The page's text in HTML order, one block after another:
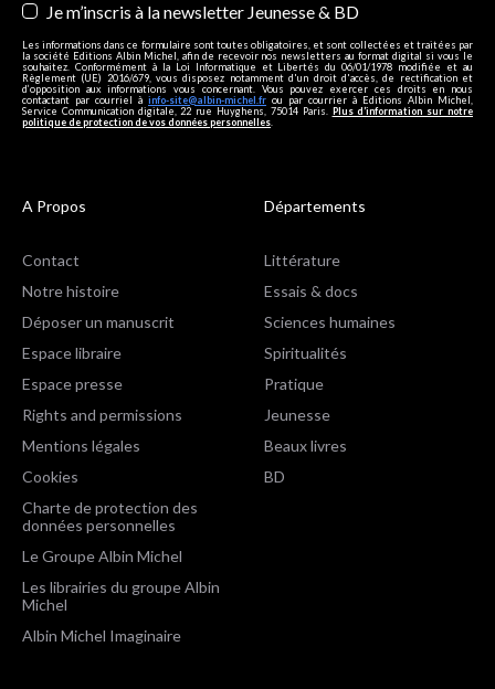
Je m’inscris à la newsletter Jeunesse & BD
Les informations dans ce formulaire sont toutes obligatoires, et sont collectées et traitées par
la société Editions Albin Michel, afin de recevoir nos newsletters au format digital si vous le
souhaitez. Conformément à la Loi Informatique et Libertés du 06/01/1978 modifiée et au
Règlement (UE) 2016/679, vous disposez notamment d'un droit d'accès, de rectification et
d’opposition aux informations vous concernant. Vous pouvez exercer ces droits en nous
contactant par courriel à info-site@albin-michel.fr ou par courrier à Editions Albin Michel,
Service Communication digitale, 22 rue Huyghens, 75014 Paris. Plus d’information sur notre
politique de protection de vos données personnelles
A Propos
Contact
Notre histoire
Déposer un manuscrit
Espace libraire
Espace presse
Rights and permissions
Mentions légales
Cookies
Charte de protection des
données personnelles
Le Groupe Albin Michel
Les librairies du groupe Albin
Michel
Albin Michel Imaginaire
Départements
Littérature
Essais & docs
Sciences humaines
Spiritualités
Pratique
Jeunesse
Beaux livres
BD